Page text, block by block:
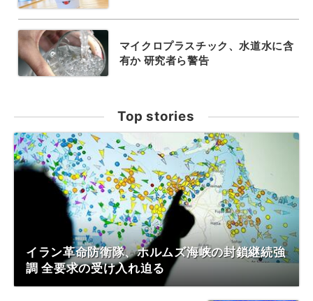
マイクロプラスチック、水道水に含
有か 研究者ら警告
Top stories
イラン革命防衛隊、ホルムズ海峡の封鎖継続強
調 全要求の受け入れ迫る